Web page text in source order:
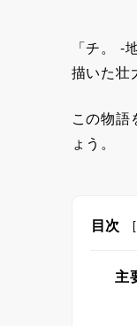
「チ。 -
描いた壮
この物
ょう。
目次 [
主